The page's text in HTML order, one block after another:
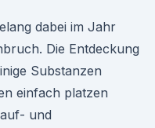
dabei im Jahr
Die Entdeckung
Substanzen
einfach platzen
und